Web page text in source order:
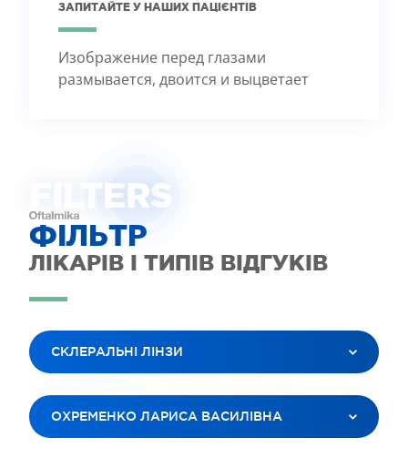
ЗАПИТАЙТЕ У НАШИХ ПАЦІЄНТІВ
Изображение перед глазами
размывается, двоится и выцветает
FILTERS
ФІЛЬТР
ЛІКАРІВ І ТИПІВ ВІДГУКІВ
СКЛЕРАЛЬНІ ЛІНЗИ
ВСІ ПОСЛУГИ
ЛАЗЕРНА КОРЕКЦІЯ ЗОРУ
ОХРЕМЕНКО ЛАРИСА ВАСИЛІВНА